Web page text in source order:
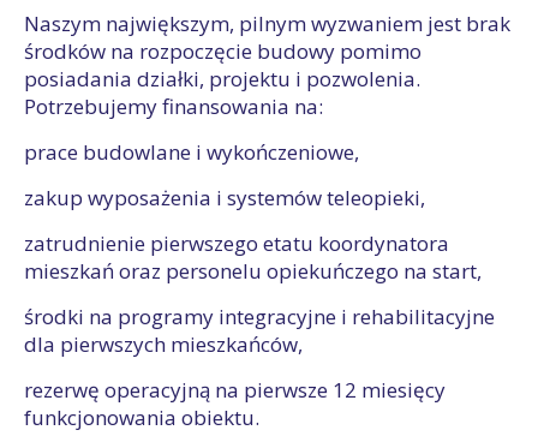
Naszym największym, pilnym wyzwaniem jest brak
środków na rozpoczęcie budowy pomimo
posiadania działki, projektu i pozwolenia.
Potrzebujemy finansowania na:
prace budowlane i wykończeniowe,
zakup wyposażenia i systemów teleopieki,
zatrudnienie pierwszego etatu koordynatora
mieszkań oraz personelu opiekuńczego na start,
środki na programy integracyjne i rehabilitacyjne
dla pierwszych mieszkańców,
rezerwę operacyjną na pierwsze 12 miesięcy
funkcjonowania obiektu.